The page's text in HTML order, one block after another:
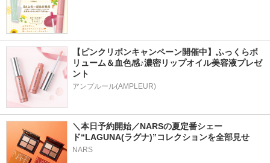
【ピンクリボンキャンペーン開催中】ふっくらボ
リューム＆血色感♪濃密リップオイル美容液プレゼ
ント
アンプルール(AMPLEUR)
＼本日予約開始／NARSの夏定番シェー
ド“LAGUNA(ラグナ)”コレクションを全部見せ
NARS